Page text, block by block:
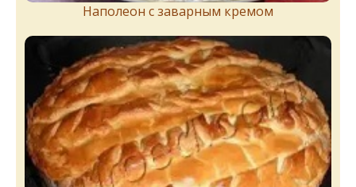
Наполеон с заварным кремом